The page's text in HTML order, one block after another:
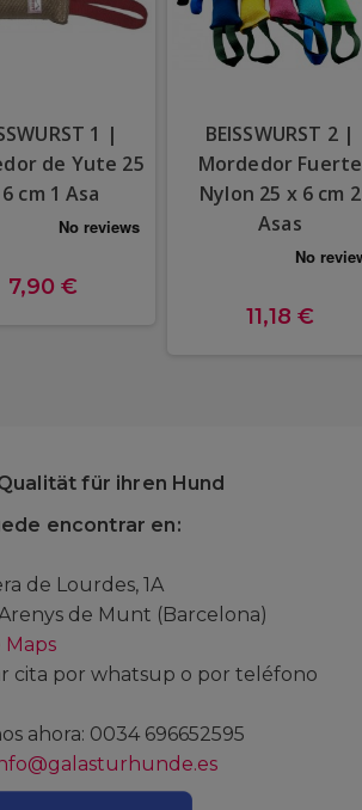
1 |
de Yute 25
cm 1 Asa
7,90 €
BEISSWURST 2 |
Mordedor Fuerte
Nylon 25 x 6 cm 2
Asas
11,18 €
für ihren Hund
encontrar en:
de Lourdes, 1A
de Munt (Barcelona)
Maps
cita por whatsup o por teléfono
ahora: 0034 696652595